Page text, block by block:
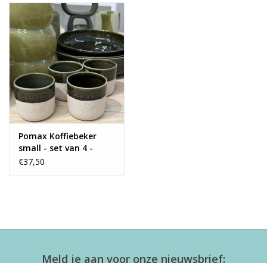
Pomax Koffiebeker
small - set van 4 -
groen
€37,50
Meld je aan voor onze nieuwsbrief: